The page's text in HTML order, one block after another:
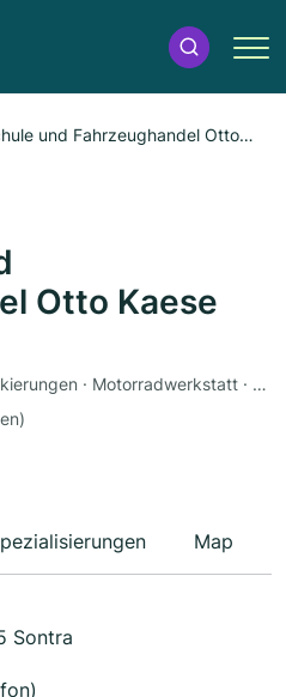
und Fahrzeughandel Otto
Otto Kaese
Motorradhandel · Fahrzeuglackierungen · Motorradwerkstatt · Werkstatt · Ersatzteile · Motorradzubehör · Motorradservice
Map
Sontra